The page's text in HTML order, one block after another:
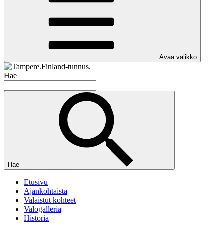
Avaa valikko
Hae
Hae
Etusivu
Ajankohtaista
Valaistut kohteet
Valogalleria
Historia